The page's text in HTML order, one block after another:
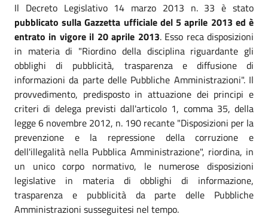
Il Decreto Legislativo 14 marzo 2013 n. 33 è stato
pubblicato sulla Gazzetta ufficiale del 5 aprile 2013 ed è
entrato in vigore il 20 aprile 2013. Esso reca disposizioni
in materia di "Riordino della disciplina riguardante gli
obblighi di pubblicità, trasparenza e diffusione di
informazioni da parte delle Pubbliche Amministrazioni". Il
provvedimento, predisposto in attuazione dei principi e
criteri di delega previsti dall'articolo 1, comma 35, della
legge 6 novembre 2012, n. 190 recante "Disposizioni per la
prevenzione e la repressione della corruzione e
dell'illegalità nella Pubblica Amministrazione", riordina, in
un unico corpo normativo, le numerose disposizioni
legislative in materia di obblighi di informazione,
trasparenza e pubblicità da parte delle Pubbliche
Amministrazioni susseguitesi nel tempo.